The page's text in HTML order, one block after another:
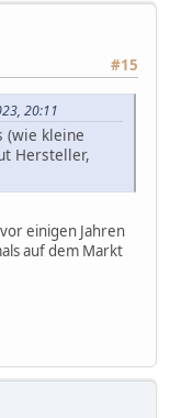
#15
20:11
(wie kleine
Hersteller,
einigen Jahren
auf dem Markt